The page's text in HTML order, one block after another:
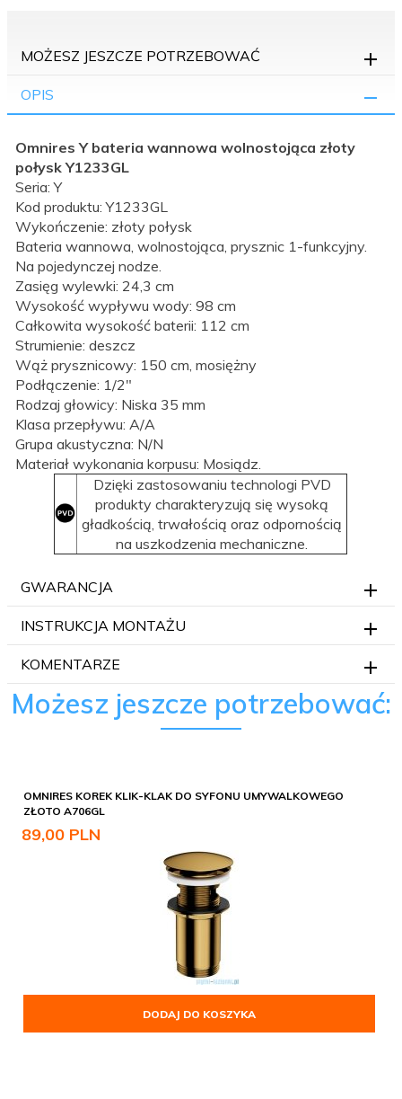
MOŻESZ JESZCZE POTRZEBOWAĆ
OPIS
Omnires Y bateria wannowa wolnostojąca złoty
połysk Y1233GL
Seria: Y
Kod produktu: Y1233GL
Wykończenie: złoty połysk
Bateria wannowa, wolnostojąca, prysznic 1-funkcyjny.
Na pojedynczej nodze.
Zasięg wylewki: 24,3 cm
Wysokość wypływu wody: 98 cm
Całkowita wysokość baterii: 112 cm
Strumienie: deszcz
Wąż prysznicowy: 150 cm, mosiężny
Podłączenie: 1/2"
Rodzaj głowicy: Niska 35 mm
Klasa przepływu: A/A
Grupa akustyczna: N/N
Materiał wykonania korpusu: Mosiądz.
Dzięki zastosowaniu technologi PVD
produkty charakteryzują się wysoką
gładkością, trwałością oraz odpornością
na uszkodzenia mechaniczne.
GWARANCJA
INSTRUKCJA MONTAŻU
KOMENTARZE
Możesz jeszcze potrzebować:
OMNIRES KOREK KLIK-KLAK DO SYFONU UMYWALKOWEGO
ZŁOTO A706GL
89,00 PLN
DODAJ DO KOSZYKA